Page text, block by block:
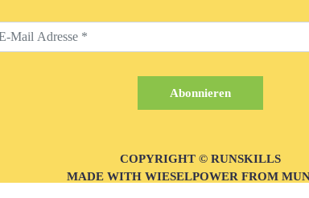
COPYRIGHT © RUNSKILLS
MADE WITH WIESELPOWER FROM